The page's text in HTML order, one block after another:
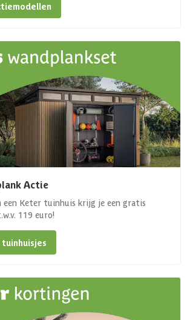
Actie
een Keter tuinhuis krijg je een gratis
119 euro!